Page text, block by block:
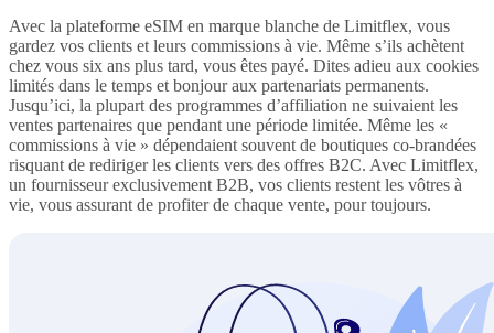
Avec la plateforme eSIM en marque blanche de Limitflex, vous
gardez vos clients et leurs commissions à vie. Même s’ils achètent
chez vous six ans plus tard, vous êtes payé. Dites adieu aux cookies
limités dans le temps et bonjour aux partenariats permanents.
Jusqu’ici, la plupart des programmes d’affiliation ne suivaient les
ventes partenaires que pendant une période limitée. Même les «
commissions à vie » dépendaient souvent de boutiques co-brandées
risquant de rediriger les clients vers des offres B2C. Avec Limitflex,
un fournisseur exclusivement B2B, vos clients restent les vôtres à
vie, vous assurant de profiter de chaque vente, pour toujours.